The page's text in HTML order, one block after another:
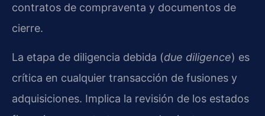
contratos de compraventa y documentos de
cierre.
La etapa de diligencia debida (due diligence) es
crítica en cualquier transacción de fusiones y
adquisiciones. Implica la revisión de los estados